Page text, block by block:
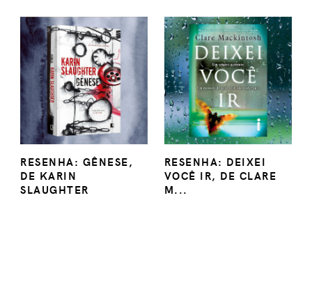
RESENHA: GÊNESE,
DE KARIN
SLAUGHTER
RESENHA: DEIXEI
VOCÊ IR, DE CLARE
M...